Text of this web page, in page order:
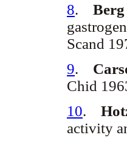
8.
Scand
9.
Chid
10.
activity